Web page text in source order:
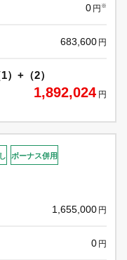
0 円 ※
683,600 円
+（2）
1,892,024 円
ボーナス併用
1,655,000 円
0 円